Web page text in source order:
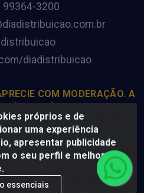
próprios e de
uma experiência
apresentar publicidade
o seu perfil e melhorar a
essenciais
99364-3200
diadistribuicao
COM MODERAÇÃO. A
DE 18 ANOS.
232, 22.5 - Pedreiras, Moreno -
69.944.973/0001-85